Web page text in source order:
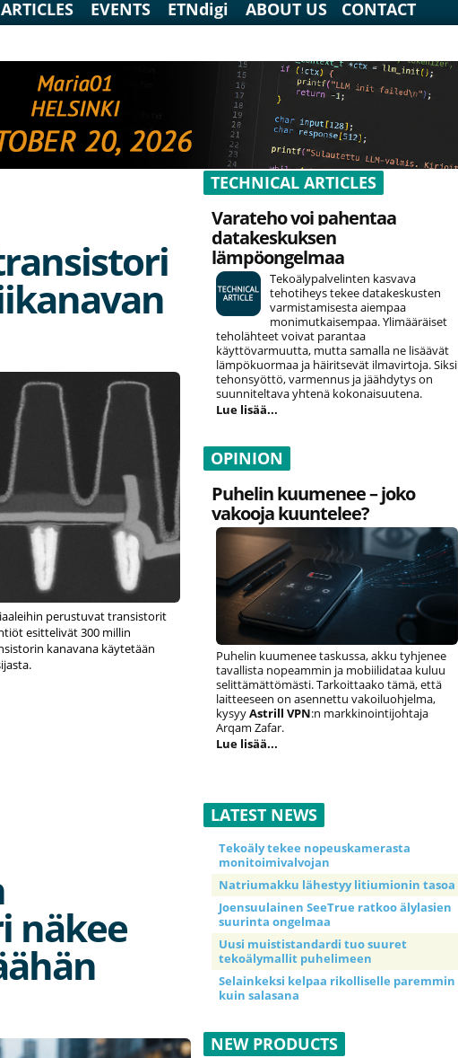
EVENTS ETNdigi ABOUT US CONTACT
perustuvat transistorit
esittelivät 300 millin
kanavana käytetään
näkee
TECHNICAL ARTICLES
Varateho voi pahentaa
datakeskuksen
lämpöongelmaa
Tekoälypalvelinten kasvava
tehotiheys tekee datakeskusten
varmistamisesta aiempaa
monimutkaisempaa. Ylimääräiset
teholähteet voivat parantaa
käyttövarmuutta, mutta samalla ne lisäävät
lämpökuormaa ja häiritsevät ilmavirtoja. Siksi
tehonsyöttö, varmennus ja jäähdytys on
suunniteltava yhtenä kokonaisuutena.
Lue lisää...
OPINION
Puhelin kuumenee – joko
vakooja kuuntelee?
Puhelin kuumenee taskussa, akku tyhjenee
tavallista nopeammin ja mobiilidataa kuluu
selittämättömästi. Tarkoittaako tämä, että
laitteeseen on asennettu vakoiluohjelma,
kysyyAstrill VPN:n markkinointijohtaja
Arqam Zafar.
Lue lisää...
LATEST NEWS
Tekoäly tekee nopeuskamerasta
monitoimivalvojan
Natriumakku lähestyy litiumionin tasoa
Joensuulainen SeeTrue ratkoo älylasien
suurinta ongelmaa
Uusi muististandardi tuo suuret
tekoälymallit puhelimeen
Selainkeksi kelpaa rikolliselle paremmin
kuin salasana
NEW PRODUCTS